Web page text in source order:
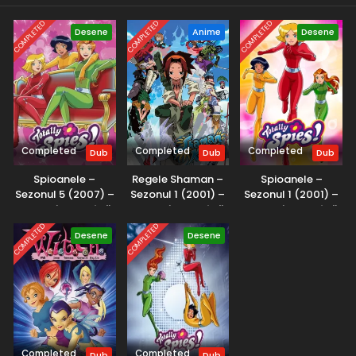
COMPLETED Desene
Completed Dub
Spioanele –
Sezonul 5 (2007) –
Dublat în Română
COMPLETED Anime
Completed Dub
Regele Shaman –
Sezonul 1 (2001) –
Dublat în Română
COMPLETED Desene
Completed Dub
Spioanele –
Sezonul 1 (2001) –
Dublat în Română
COMPLETED Desene COMPLETED Desene